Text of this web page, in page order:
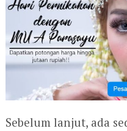
Sebelum lanjut, ada